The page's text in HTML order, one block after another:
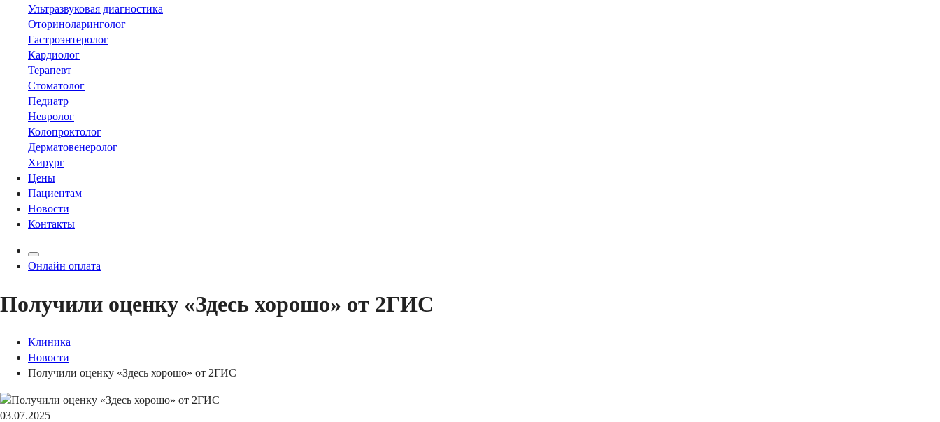
Ультразвуковая диагностика
Оториноларинголог
Гастроэнтеролог
Кардиолог
Терапевт
Стоматолог
Педиатр
Невролог
Колопроктолог
Дерматовенеролог
Хирург
Цены
Пациентам
Новости
Контакты
Онлайн оплата
Получили оценку «Здесь хорошо» от 2ГИС
Клиника
Новости
Получили оценку «Здесь хорошо» от 2ГИС
03.07.2025